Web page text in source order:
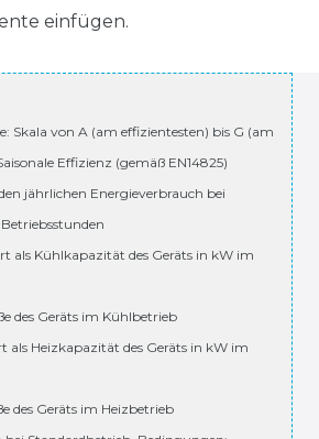
einfügen.
Skala von A (am effizientesten) bis G (am
Effizienz (gemäß EN14825)
jährlichen Energieverbrauch bei
als Kühlkapazität des Geräts in kW im
des Geräts im Kühlbetrieb
als Heizkapazität des Geräts in kW im
des Geräts im Heizbetrieb